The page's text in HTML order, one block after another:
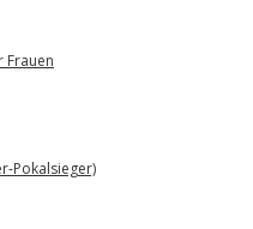
Frauen
Pokalsieger)